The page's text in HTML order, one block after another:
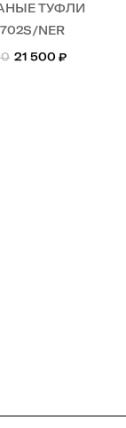
ТУФЛИ
NER
21 500 ₽